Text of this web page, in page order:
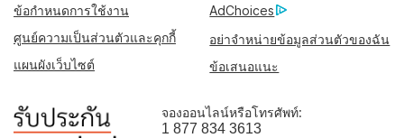
ข้อกำหนดการใช้งาน
AdChoices
ศูนย์ความเป็นส่วนตัวและคุกกี้
อย่าจำหน่ายข้อมูลส่วนตัวของฉัน
แผนผังเว็บไซต์
ข้อเสนอแนะ
จองออนไลน์หรือโทรศัพท์:
1 877 834 3613